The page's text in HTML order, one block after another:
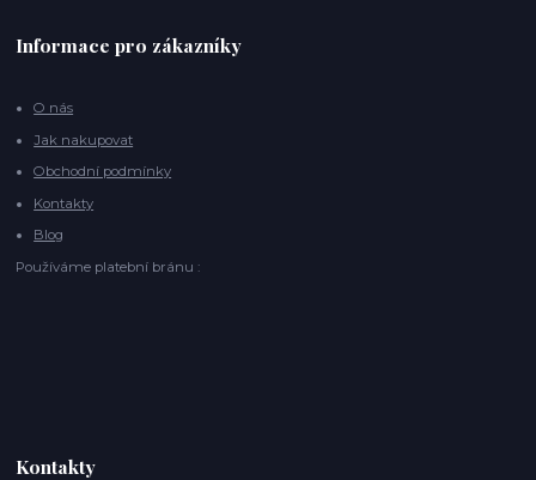
Informace pro zákazníky
O nás
Jak nakupovat
Obchodní podmínky
Kontakty
Blog
Používáme platební bránu :
Kontakty